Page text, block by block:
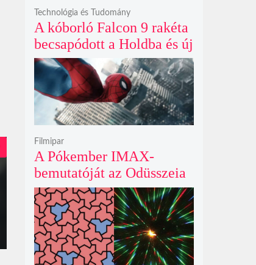
A kóborló Falcon 9 rakéta
becsapódott a Holdba és új
krátert hagyott maga után
Technológia és Tudomány
A Pókember IMAX-
bemutatóját az Odüsszeia
exkluzív vetítési
időszakának lejárta hozza
el
Filmipar